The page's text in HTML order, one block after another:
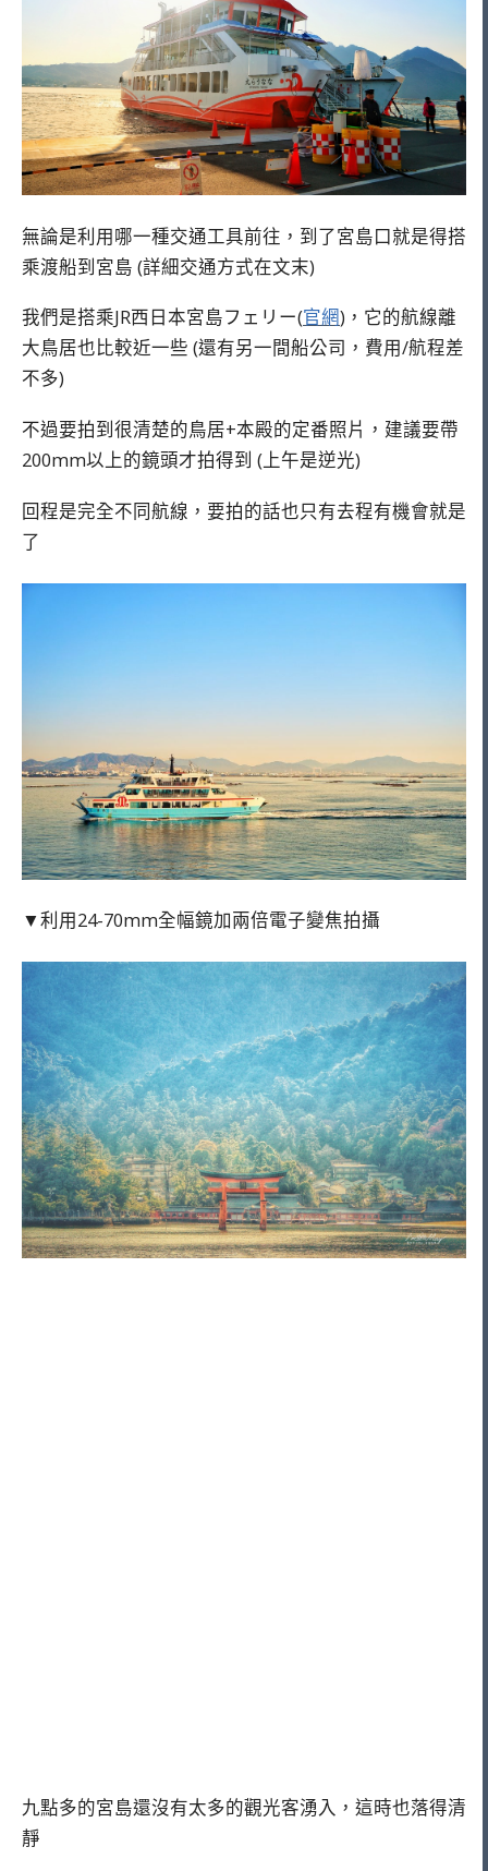
無論是利用哪一種交通工具前往，到了宮島口就是得搭
乘渡船到宮島 (詳細交通方式在文末)
我們是搭乘JR西日本宮島フェリー(官網)，它的航線離
大鳥居也比較近一些 (還有另一間船公司，費用/航程差
不多)
不過要拍到很清楚的鳥居+本殿的定番照片，建議要帶
200mm以上的鏡頭才拍得到 (上午是逆光)
回程是完全不同航線，要拍的話也只有去程有機會就是
了
▼利用24-70mm全幅鏡加兩倍電子變焦拍攝
九點多的宮島還沒有太多的觀光客湧入，這時也落得清
靜